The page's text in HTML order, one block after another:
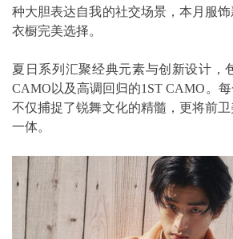
种大胆表达自我的社交场景，本月服
衣橱完美选择。
夏日系列汇聚经典元素与创新设计，
CAMO以及高调回归的1ST CAMO。
不仅捕捉了锐舞文化的精髓，更将前
一体。